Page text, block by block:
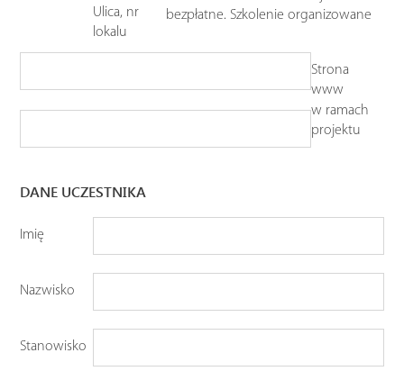
Ulica, nr
lokalu
Strona
www
DANE UCZESTNIKA
Imię
Nazwisko
Stanowisko
bezpłatne. Szkolenie organizowane
w ramach
projektu